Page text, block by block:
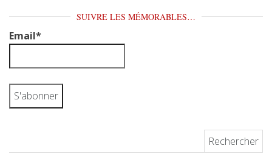
SUIVRE LES MÉMORABLES…
Email*